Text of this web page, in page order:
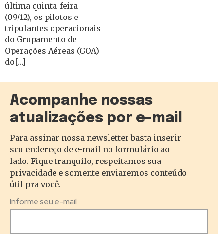
última quinta-feira
(09/12), os pilotos e
tripulantes operacionais
do Grupamento de
Operações Aéreas (GOA)
do[…]
Acompanhe nossas
atualizações por e-mail
Para assinar nossa newsletter basta inserir
seu endereço de e-mail no formulário ao
lado. Fique tranquilo, respeitamos sua
privacidade e somente enviaremos conteúdo
útil pra você.
Informe seu e-mail